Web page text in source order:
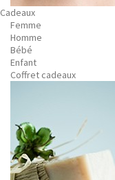
Cadeaux
Femme
Homme
Bébé
Enfant
Coffret cadeaux